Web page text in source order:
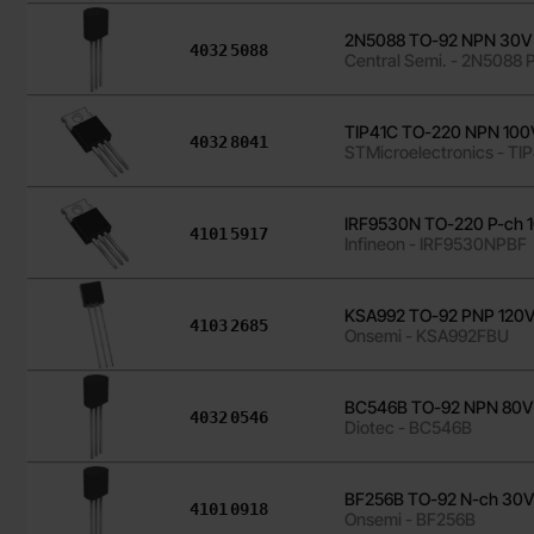
2N5088 TO-92 NPN
Central Semi. - 2N5088
Art. nr
4032 5088
TIP41C TO-220 NPN
STMicroelectronics -
Art. nr
4032 8041
IRF9530N TO-220 P-ch
Infineon - IRF9530NPBF
Art. nr
4101 5917
KSA992 TO-92 PNP
Onsemi - KSA992FBU
Art. nr
41032685
BC546B TO-92 NPN
Diotec - BC546B
Art. nr
4032 0546
BF256B TO-92 N-ch
Onsemi - BF256B
Art. nr
4101 0918